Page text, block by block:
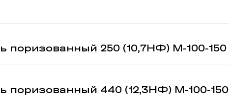
поризованный 250 (10,7НФ) М-100-150
поризованный 440 (12,3НФ) М-100-150